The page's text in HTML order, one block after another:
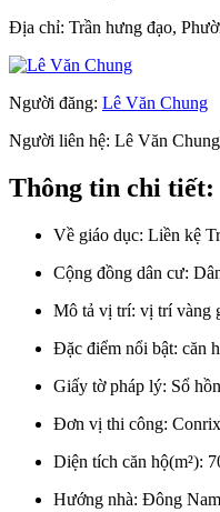
Địa chỉ: Trần hưng đạo,
Người đăng: Lê Văn Chung
Người liên hệ: Lê Văn Chung
Thông tin chi tiết:
Về giáo dục: Liền kệ
Cộng đồng dân cư:
Mô tả vị trí: vị trí vàng
Đặc điểm nổi bật: căn
Giấy tờ pháp lý: Sổ
Đơn vị thi công: Conrix
Diện tích căn hộ(m²):
Hướng nhà: Đông Nam